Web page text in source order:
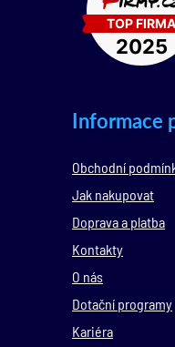
Informace
Obchodní
Jak nakupovat
Doprava a platba
Kontakty
O nás
Dotační programy
Kariéra